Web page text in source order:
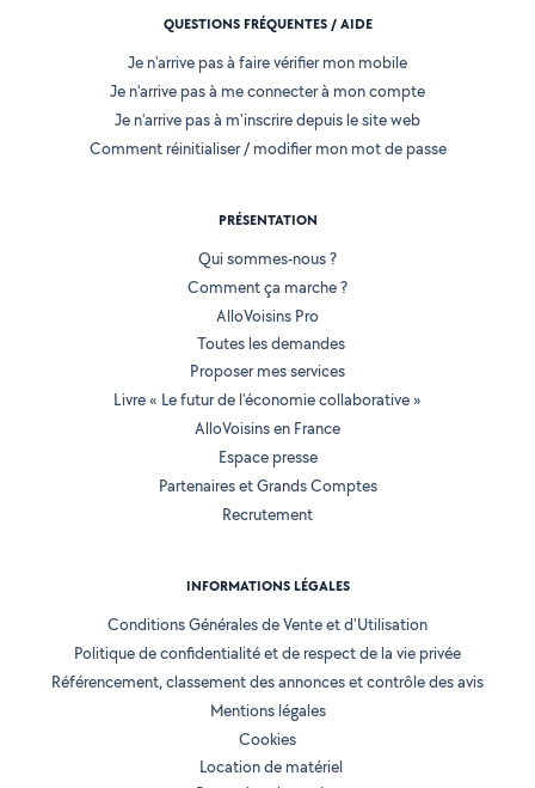
QUESTIONS FRÉQUENTES / AIDE
Je n'arrive pas à faire vérifier mon mobile
Je n'arrive pas à me connecter à mon compte
Je n'arrive pas à m'inscrire depuis le site web
Comment réinitialiser / modifier mon mot de passe
PRÉSENTATION
Qui sommes-nous ?
Comment ça marche ?
AlloVoisins Pro
Toutes les demandes
Proposer mes services
Livre « Le futur de l'économie collaborative »
AlloVoisins en France
Espace presse
Partenaires et Grands Comptes
Recrutement
INFORMATIONS LÉGALES
Conditions Générales de Vente et d'Utilisation
Politique de confidentialité et de respect de la vie privée
Référencement, classement des annonces et contrôle des avis
Mentions légales
Cookies
Location de matériel